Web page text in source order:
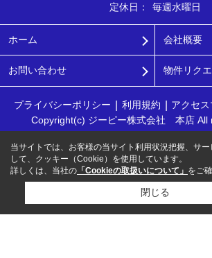
定休日：
毎週水曜日
ホーム 会社概要
お問い合わせ 物件リク
プライバシーポリシー 利用規約 アクセ
Copyright(c) ジーピー株式会社 本店 All
当サイトでは、お客様の当サイト利用状況把握、サー
して、クッキー（Cookie）を使用しています。
詳しくは、当社の 「Cookieの取扱いについて」 をご
閉じる